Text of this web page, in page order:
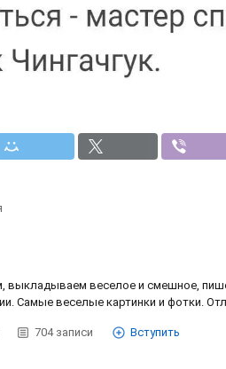
выкладываем веселое и смешное,
Самые веселые картинки и фотки.
704 записи Вступить